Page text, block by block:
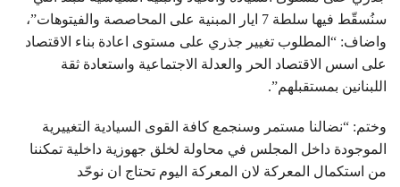
سنُسقّط فيها سلطة 7 ايار المبنية على المحاصصة والفيتوهات”،
واضاف: “المطلوب تغيير جذري على مستوى اعادة بناء الاقتصاد
على اسس الاقتصاد الحر والعدلة الاجتماعية واستعادة ثقة
اللبنانين بمستقبلهم”.
وختم: “نضالنا مستمر وسنجمع كافة القوى السيادية التغييرية
الموجودة داخل المجلس في محاولة لخلق جهوزية داخلية تمكننا
من استكمال المعركة لان المعركة اليوم تحتاج ان نوحّد